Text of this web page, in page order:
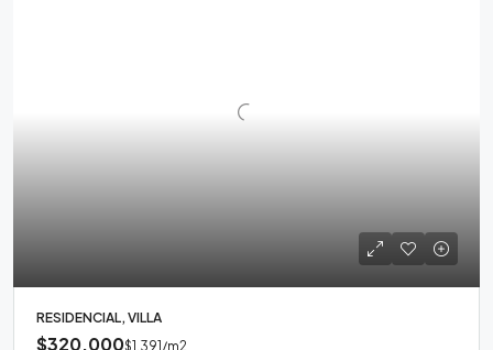
RESIDENCIAL, VILLA
$320,000$1,391 /m2